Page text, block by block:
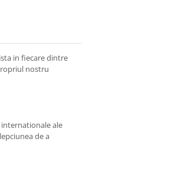
in fiecare dintre
nostru
internationale ale
de a